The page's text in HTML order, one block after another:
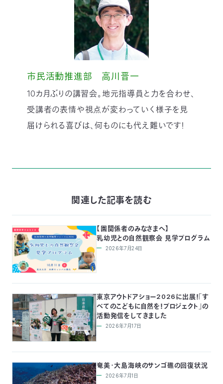
市民活動推進部 高川晋一
10カ月ぶりの講習会。地元指導員と力を合わせ、
受講者の表情や視点が変わっていく様子を見
届けられる喜びは、何ものにも代え難いです！
関連した記事を読む
【園関係者のみなさまへ】
乳幼児との自然観察会 見学プログラム
2026年7月24日
東京アウトドアショー2026に出展！「す
べてのこどもに自然を！プロジェクト」の
活動発信をしてきました
2026年7月17日
奄美・大島海峡のサンゴ礁の回復状況
2026年7月1日